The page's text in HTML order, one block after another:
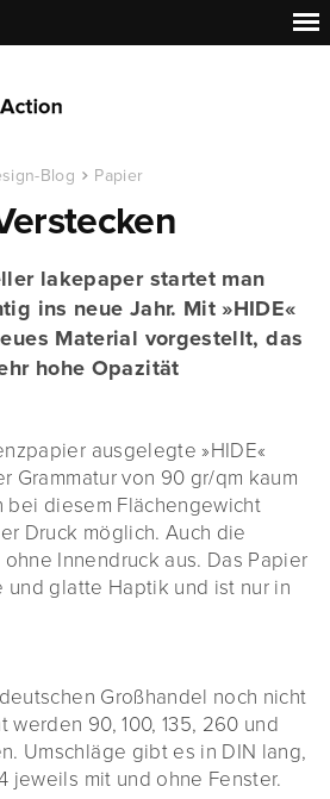
Blog Papier
lakepaper startet man
ins neue Jahr. Mit »HIDE«
Material vorgestellt, das
hohe Opazität
ausgelegte »HIDE«
Grammatur von 90 gr/qm kaum
bei diesem Flächengewicht
Druck möglich. Auch die
Innendruck aus. Das Papier
und glatte Haptik und ist nur in
Großhandel noch nicht
werden 90, 100, 135, 260 und
Umschläge gibt es in DIN lang,
jeweils mit und ohne Fenster.